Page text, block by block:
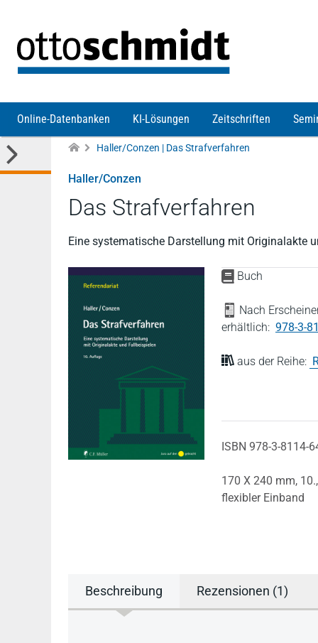
Online-Datenbanken KI-Lösungen Zeitschriften
Haller/Conzen | Das Strafverfahren
Haller/Conzen
Das Strafverfahren
Eine systematische Darstellung mit Originalakte
Buch
Nach
erhältlich: 978-3-
aus der Reihe:
ISBN 978-3-8114-
170 X 240 mm,
flexibler Einband
Beschreibung Rezensionen (1)